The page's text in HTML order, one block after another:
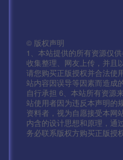
© 版权声明
1、本站提供的所有资源仅
收集整理、网友上传，并且
请您购买正版授权并合法使
站内容因误导等因素而造成
自行承担 6、本站所有资源
站使用者因为违反本声明的
资料者，视为自愿接受本网
内含的设计思想和原理，通
务必联系版权方购买正版授